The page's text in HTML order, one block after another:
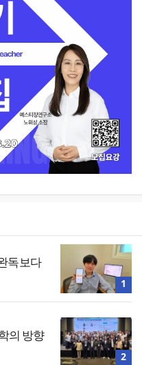
독보다
1
의 방향
2